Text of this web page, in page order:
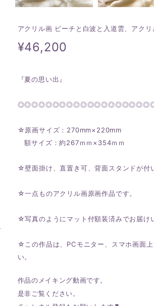
アクリル画 ビーチと白波と入道雲、アク
¥46,200
『夏の思い出』
☆原画サイズ：270mm×220mm
額サイズ：約267ｍｍ×354ｍｍ
☆壁面掛け、直置き可、背面スタンドが付
☆一点ものアクリル画原画作品です。
☆写真のようにマット付額装済みでお届け
☆この作品は、PCモニター、スマホ画面
い。
作品のメイキング動画です。
是非ご覧ください。